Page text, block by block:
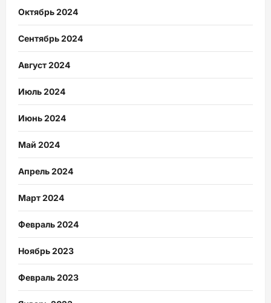
Октябрь 2024
Сентябрь 2024
Август 2024
Июль 2024
Июнь 2024
Май 2024
Апрель 2024
Март 2024
Февраль 2024
Ноябрь 2023
Февраль 2023